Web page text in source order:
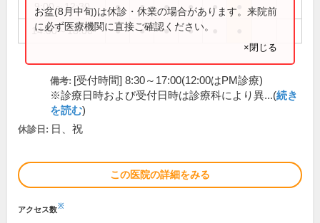
9:00～12:30 ● ● ● ● ●
14:00～18:00 ● ● ● ●
お盆(8月中旬)は休診・休業の場合があります。来院前
に必ず医療機関に直接ご確認ください。
×閉じる
備考: [受付時間] 8:30～17:00(12:00はPM診療)
※診療日時および受付日時は診療科により異...(続き
を読む)
休診日: 日、祝
この医院の詳細をみる
アクセス数※